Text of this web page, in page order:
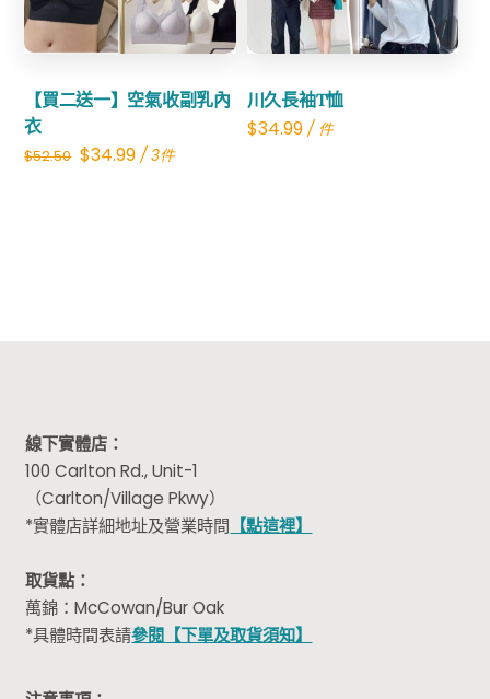
【買二送一】空氣收副乳內
衣
$52.50 Original
$34.99Current
/ 3件
川久長袖T恤
$34.99/ 件
線下實體店：
100 Carlton Rd., Unit-1
（Carlton/Village Pkwy）
*實體店詳細地址及營業時間 【點這裡】
取貨點：
萬錦：McCowan/Bur Oak
*具體時間表請參閱【下單及取貨須知】